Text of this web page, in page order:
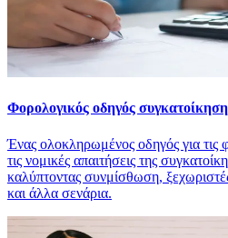
Φορολογικός οδηγός
Ένας ολοκληρωμένος οδηγός για τις
τις νομικές απαιτήσεις της
καλύπτοντας συνμίσθωση,
και άλλα σενάρια.